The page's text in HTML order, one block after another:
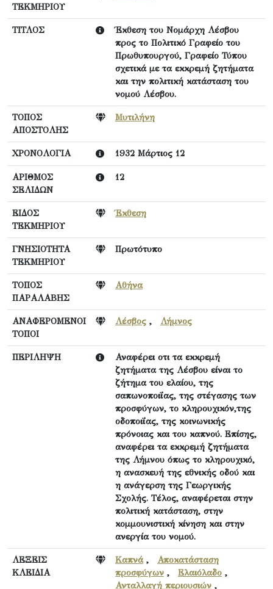
ΤΕΚΜΗΡΙΟΥ
ΤΙΤΛΟΣ
Έκθεση του Νομάρχη Λέσβου
προς το Πολιτικό Γραφείο του
Πρωθυπουργού, Γραφείο Τύπου
σχετικά με τα εκκρεμή ζητήματα
και την πολιτική κατάσταση του
νομού Λέσβου.
ΤΟΠΟΣ
ΑΠΟΣΤΟΛΗΣ
Μυτιλήνη
ΧΡΟΝΟΛΟΓΙΑ 1932 Μάρτιος 12
ΑΡΙΘΜΟΣ
ΣΕΛΙΔΩΝ
12
ΕΙΔΟΣ
ΤΕΚΜΗΡΙΟΥ
Έκθεση
ΓΝΗΣΙΟΤΗΤΑ
ΤΕΚΜΗΡΙΟΥ
Πρωτότυπο
ΤΟΠΟΣ
ΠΑΡΑΛΑΒΗΣ
Αθήνα
ΑΝΑΦΕΡΟΜΕΝΟΙ
ΤΟΠΟΙ
Λέσβος , Λήμνος
ΠΕΡΙΛΗΨΗ
Αναφέρει οτι τα εκκρεμή
ζητήματα της Λέσβου είναι το
ζήτημα του ελαίου, της
σαπωνοποιΐας, της στέγασης των
προσφύγων, το κληρουχικόν,της
οδοποιΐας, της κοινωνικής
πρόνοιας και του καπνού. Επίσης,
αναφέρει τα εκκρεμή ζητήματα
της Λήμνου όπως το κληρουχικό,
η ανασκευή της εθνικής οδού και
η ανάγερση της Γεωργικής
Σχολής. Τέλος, αναφέρεται στην
πολιτική κατάσταση, στην
κομμουνιστική κίνηση και στην
ανεργία του νομού.
ΛΕΞΕΙΣ
ΚΛΕΙΔΙΑ
Καπνά, Αποκατάσταση
προσφύγων , Ελαιόλαδο ,
Ανταλλαγή περιουσιών ,